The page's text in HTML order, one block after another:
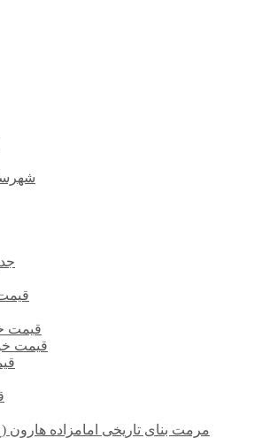
قیمت
قیمت
مرمت بنای تاریخی امامزاده هارون